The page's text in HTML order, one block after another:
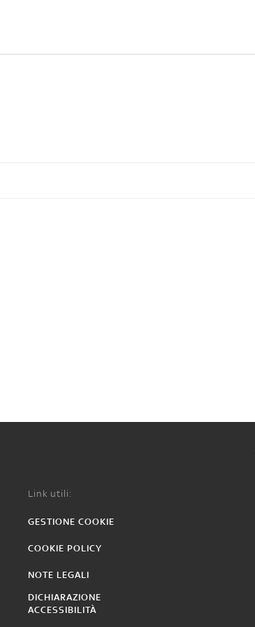
Link utili:
GESTIONE COOKIE
COOKIE POLICY
NOTE LEGALI
DICHIARAZIONE
ACCESSIBILITÀ